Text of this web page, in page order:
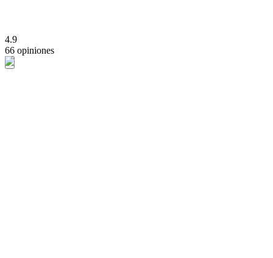
4.9
66 opiniones